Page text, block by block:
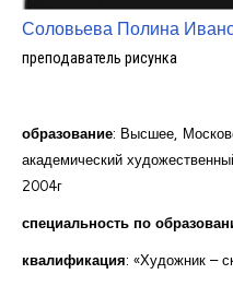
Конкурсы
Творческий инкубатор
Соловьева Полина
преподаватель рисунка
образование: Высшее,
академический
2004г
специальность по
квалификация: «Художник –